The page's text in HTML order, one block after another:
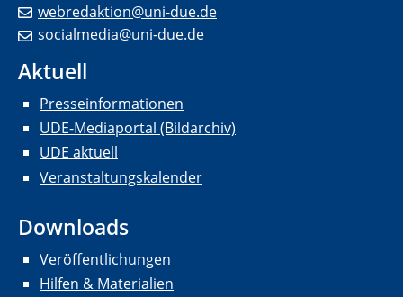
webredaktion@uni-due.de
socialmedia@uni-due.de
Aktuell
Presseinformationen
UDE-Mediaportal (Bildarchiv)
UDE aktuell
Veranstaltungskalender
Downloads
Veröffentlichungen
Hilfen & Materialien